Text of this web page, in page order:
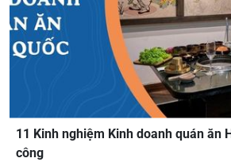
11 Kinh nghiệm Kinh doanh quán ăn
công